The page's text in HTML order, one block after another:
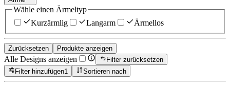
Wähle einen Ärmeltyp
Kurzärmlig
Langarm Ärmellos
Zurücksetzen Produkte anzeigen
Alle Designs anzeigen
Filter zurücksetzen
Filter hinzufügen1 Sortieren nach